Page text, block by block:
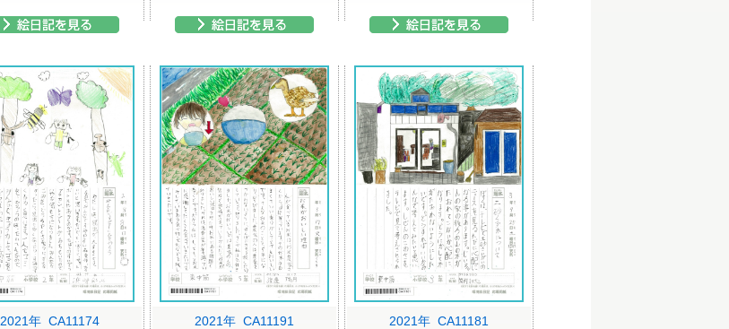
2021年 CA11174
2021年 CA11191
2021年 CA11181